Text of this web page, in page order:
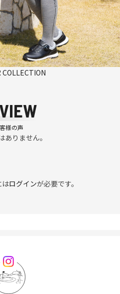
様の声
ありません。
ログインが必要です。